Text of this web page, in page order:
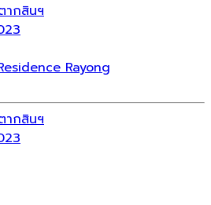
ากสินฯ
Rayong
ากสินฯ